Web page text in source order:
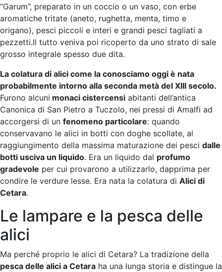
“Garum”, preparato in un coccio o un vaso, con erbe
aromatiche tritate (aneto, rughetta, menta, timo e
origano), pesci piccoli e interi e grandi pesci tagliati a
pezzetti.Il tutto veniva poi ricoperto da uno strato di sale
grosso integrale spesso due dita.
La colatura di alici come la conosciamo oggi è nata
probabilmente intorno alla seconda metà del XIII secolo.
Furono alcuni monaci cistercensi abitanti dell’antica
Canonica di San Pietro a Tuczolo, nei pressi di Amalfi ad
accorgersi di un fenomeno particolare: quando
conservavano le alici in botti con doghe scollate, al
raggiungimento della massima maturazione dei pesci dalle
botti usciva un liquido. Era un liquido dal profumo
gradevole per cui provarono a utilizzarlo, dapprima per
condire le verdure lesse. Era nata la colatura di Alici di
Cetara.
Le lampare e la pesca delle
alici
Ma perché proprio le alici di Cetara? La tradizione della
pesca delle alici a Cetara ha una lunga storia e distingue la